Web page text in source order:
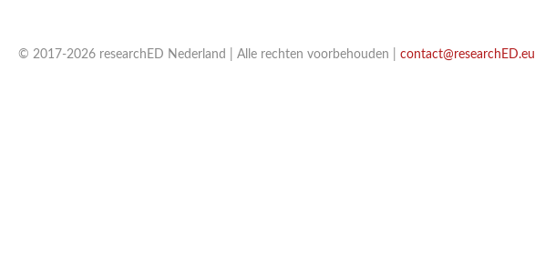
© 2017-2026 researchED Nederland | Alle rechten voorbehouden | contact@researchED.eu